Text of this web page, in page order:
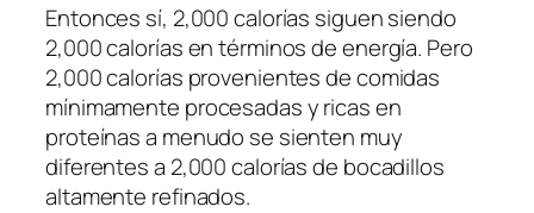
Entonces sí, 2,000 calorías siguen siendo
2,000 calorías en términos de energía. Pero
2,000 calorías provenientes de comidas
mínimamente procesadas y ricas en
proteínas a menudo se sienten muy
diferentes a 2,000 calorías de bocadillos
altamente refinados.